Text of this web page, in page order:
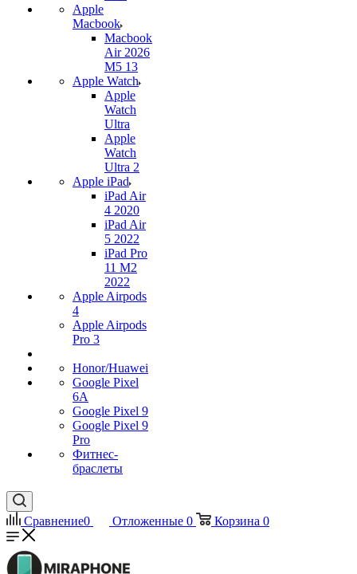
Apple
Macbook
Macbook
Air 2026
M5 13
Apple Watch
Apple
Watch
Ultra
Apple
Watch
Ultra 2
Apple iPad
iPad Air
4 2020
iPad Air
5 2022
iPad Pro
11 M2
2022
Apple Airpods
4
Apple Airpods
Pro 3
Honor/Huawei
Google Pixel
6A
Google Pixel 9
Google Pixel 9
Pro
Фитнес-
браслеты
Сравнение0 Отложенные 0 Корзина 0